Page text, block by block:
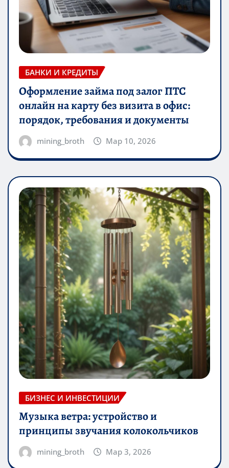
БАНКИ И КРЕДИТЫ
Оформление займа под залог ПТС
онлайн на карту без визита в офис:
порядок, требования и документы
mining_broth Мар 10, 2026
БИЗНЕС И ИНВЕСТИЦИИ
Музыка ветра: устройство и
принципы звучания колокольчиков
mining_broth Мар 3, 2026